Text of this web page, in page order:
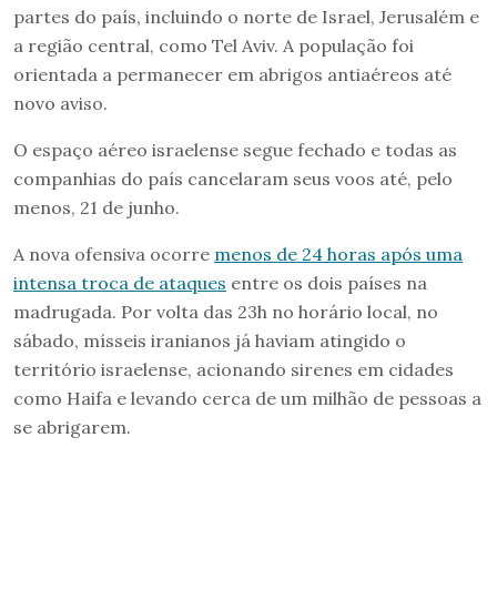
partes do país, incluindo o norte de Israel, Jerusalém e
a região central, como Tel Aviv. A população foi
orientada a permanecer em abrigos antiaéreos até
novo aviso.
O espaço aéreo israelense segue fechado e todas as
companhias do país cancelaram seus voos até, pelo
menos, 21 de junho.
A nova ofensiva ocorre menos de 24 horas após uma
intensa troca de ataques entre os dois países na
madrugada. Por volta das 23h no horário local, no
sábado, mísseis iranianos já haviam atingido o
território israelense, acionando sirenes em cidades
como Haifa e levando cerca de um milhão de pessoas a
se abrigarem.